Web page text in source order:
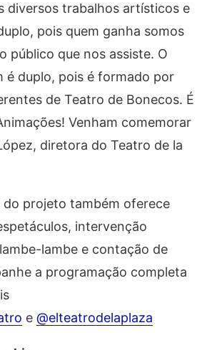
diversos trabalhos artísticos e
pois quem ganha somos
público que nos assiste. O
é duplo, pois é formado por
de Teatro de Bonecos. É
Venham comemorar
diretora do Teatro de la
do projeto também oferece
intervenção
lambe e contação de
a programação completa
e @elteatrodelaplaza